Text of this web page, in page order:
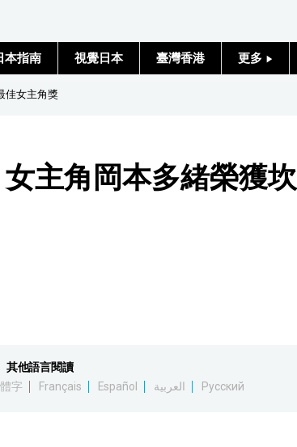
本指南 視覺日本 臺灣香港 更多
政治外交
生活
佳女主角獎
女主角岡本多緒榮獲坎
其他語言閱讀
字 Français Español العربية Русский